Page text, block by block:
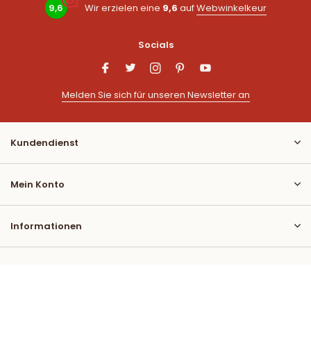
9,6 Wir erzielen eine 9,6 aufWebwinkelkeur
Socials
Melden Sie sich für unseren Newsletter an
Kundendienst
Mein Konto
Informationen